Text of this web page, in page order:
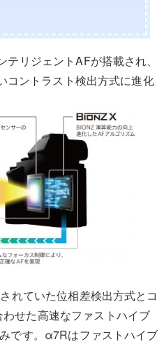
リジェントAFが搭載され、
コントラスト検出方式に進化
れていた位相差検出方式とコ
せた高速なファストハイブ
です。α7Rはファストハイブ